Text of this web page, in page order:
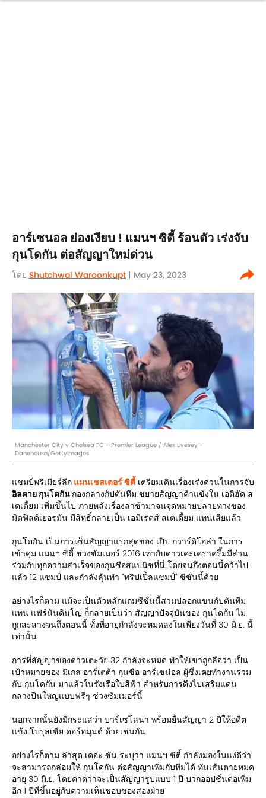
อาร์เซนอล ย่องเงียบ ! แมนฯ ซิตี้ ร้อนตัว เร่งจับ
กุนโดกัน ต่อสัญญาใหม่ด่วน
โดย Shutchwal Waroonkupt | May 23, 2023
Manchester City v Chelsea FC - Premier League / Alex Livesey -
Danehouse/GettyImages
แชมป์พรีเมียร์ลีก แมนเชสเตอร์ ซิตี้ เตรียมเดินเรื่องเร่งด่วนในการจับ
อิลคาย กุนโดกัน กองกลางกัปตันทีม ขยายสัญญาค้าแข้งใน เอติฮัด ส
เตเดี้ยม เพิ่มขึ้นไป ภายหลังเรื่องล่าช้ามาจนจุดหมายปลายทางของ
มิดฟิลด์เยอรมัน มีสิทธิ์กลายเป็น เอมิเรตส์ สเตเดี้ยม แทนเสียแล้ว
กุนโดกัน เป็นการเซ็นสัญญาแรกสุดของ เป๊ป กวาร์ดิโอล่า ในการ
เข้าคุม แมนฯ ซิตี้ ช่วงซัมเมอร์ 2016 เท่ากับดาวเคะเคราครึ้มมีส่วน
ร่วมกับทุกความสำเร็จของกุนซือสแปนิชที่นี่ โดยจนถึงตอนนี้คว้าไป
แล้ว 12 แชมป์ และกำลังลุ้นทำ "ทริปเปิ้ลแชมป์" ซีซั่นนี้ด้วย
อย่างไรก็ตาม แม้จะเป็นตัวหลักแถมซีซั่นนี้สวมปลอกแขนกัปตันทีม
แทน แฟร์นันดินโญ่ ก็กลายเป็นว่า สัญญาปัจจุบันของ กุนโดกัน ไม่
ถูกสะสางจนถึงตอนนี้ ทั้งที่อายุกำลังจะหมดลงในเพียงวันที่ 30 มิ.ย. นี้
เท่านั้น
การที่สัญญาของดาวเตะวัย 32 กำลังจะหมด ทำให้เขาถูกลือว่า เป็น
เป้าหมายของ มิเกล อาร์เตต้า กุนซือ อาร์เซน่อล ผู้ซึ่งเคยทำงานร่วม
กับ กุนโดกัน มาแล้วในรังเรือใบสีฟ้า สำหรับการดึงไปเสริมแดน
กลางปืนใหญ่แบบฟรีๆ ช่วงซัมเมอร์นี้
นอกจากนั้นยังมีกระแสว่า บาร์เซโลน่า พร้อมยื่นสัญญา 2 ปีให้อดีต
แข้ง โบรุสเซีย ดอร์ทมุนด์ ด้วยเช่นกัน
อย่างไรก็ตาม ล่าสุด เดอะ ซัน ระบุว่า แมนฯ ซิตี้ กำลังมองในแง่ดีว่า
จะสามารถกล่อมให้ กุนโดกัน ต่อสัญญาเพิ่มกับทีมได้ ทันเส้นตายหมด
อายุ 30 มิ.ย. โดยคาดว่าจะเป็นสัญญารูปแบบ 1 ปี บวกออปชั่นต่อเพิ่ม
อีก 1 ปีที่ขึ้นอยู่กับความเห็นชอบของสองฝ่าย